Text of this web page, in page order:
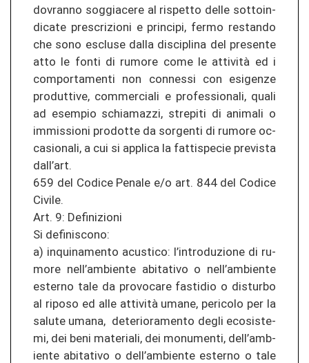
do­vran­no soggia­ce­re al ris­pet­to delle sot­to­in­
di­ca­te prescri­zio­ni e prin­ci­pi, fermo re­stan­do
che sono es­clu­se dalla dis­ci­pli­na del pre­sen­te
atto le fonti di ru­mo­re come le attività ed i
com­por­ta­men­ti non con­nes­si con esi­gen­ze
pro­d­ut­ti­ve, com­mer­cia­li e pro­fes­sio­na­li, quali
ad esem­pio schiama­z­zi, stre­pi­ti di ani­ma­li o
im­mis­sio­ni pro­dot­te da sor­gen­ti di ru­mo­re oc­
ca­sio­na­li, a cui si ap­pli­ca la fat­ti­spe­cie pre­vis­ta
dall’art.
659 del Co­di­ce Pe­na­le e/o art. 844 del Co­di­ce
Ci­vi­le.
Art. 9: De­fi­ni­zio­ni
Si de­fi­nis­co­no:
a) in­qui­na­men­to acus­ti­co: l’in­tro­du­zio­ne di ru­
mo­re nell’amb­ien­te ab­ita­ti­vo o nell’amb­ien­te
ester­no tale da pro­vo­ca­re fas­ti­dio o dis­tur­bo
al ri­poso ed alle attività umane, peri­co­lo per la
sa­lu­te umana, de­te­rio­ra­men­to degli eco­sis­te­
mi, dei beni ma­te­ria­li, dei mo­nu­men­ti, dell’amb­
ien­te ab­ita­ti­vo o dell’amb­ien­te ester­no o tale